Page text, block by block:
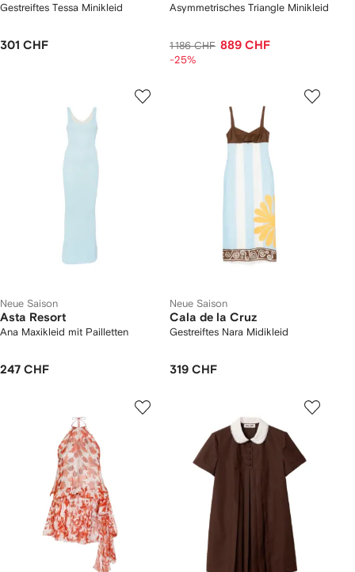
Gestreiftes Tessa Minikleid
301 CHF
Asymmetrisches Triangle Minikleid
1 186 CHF 889 CHF
-25%
Neue Saison
Asta Resort
Ana Maxikleid mit Pailletten
247 CHF
Neue Saison
Cala de la Cruz
Gestreiftes Nara Midikleid
319 CHF